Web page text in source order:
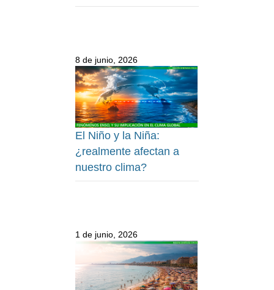
8 de junio, 2026
El Niño y la Niña:
¿realmente afectan a
nuestro clima?
1 de junio, 2026